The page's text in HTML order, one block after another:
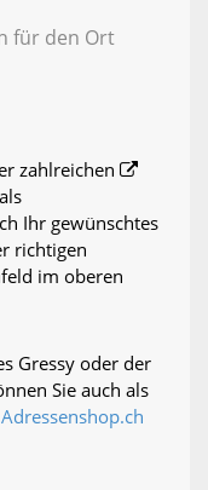
für den Ort
zahlreichen
Ihr gewünschtes
richtigen
im oberen
Gressy oder der
Sie auch als
Adressenshop.ch